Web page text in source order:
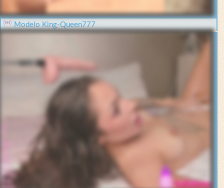
Modelo King-Queen777